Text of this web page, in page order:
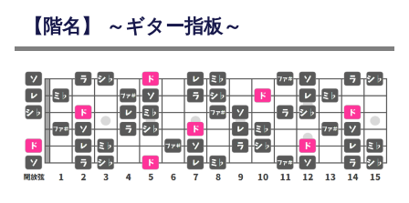
【階名】 ～ギター指板～